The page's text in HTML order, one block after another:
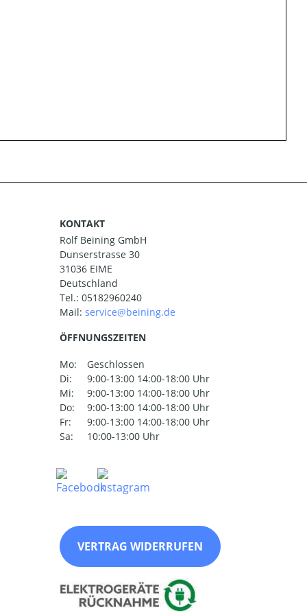
KONTAKT
Rolf Beining GmbH
Dunserstrasse 30
31036 EIME
Deutschland
Tel.: 05182960240
Mail:
ÖFFNUNGSZEITEN
Mo:
Geschlossen
Di:
9:00-13:00 14:00-18:00 Uhr
Mi:
9:00-13:00 14:00-18:00 Uhr
Do:
9:00-13:00 14:00-18:00 Uhr
Fr:
9:00-13:00 14:00-18:00 Uhr
Sa:
10:00-13:00 Uhr
VERTRAG WIDERRUFEN